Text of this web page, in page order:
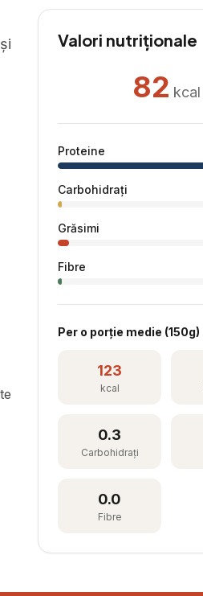
Valori nutriționale
82 kcal
Proteine
Carbohidrați
Grăsimi
Fibre
Per o porție medie (150g)
123
kcal
0.3
Carbohidrați
0.0
Fibre